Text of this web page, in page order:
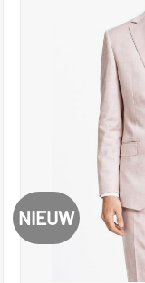
NIEUW